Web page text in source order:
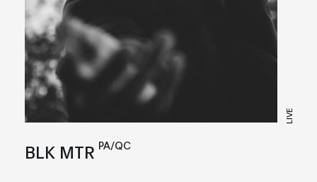
LIVE
BLK MTR PA/QC